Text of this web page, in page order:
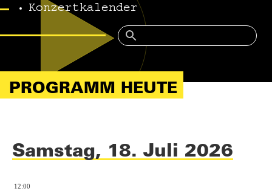
Konzertkalender
PROGRAMM HEUTE
Samstag, 18. Juli 2026
12:00